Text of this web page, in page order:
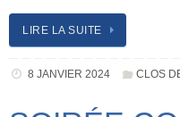
LIRE LA SUITE
8 JANVIER 2024 CLOS